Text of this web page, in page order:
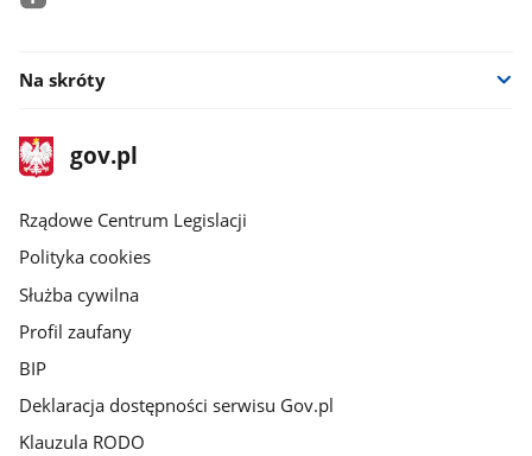
Na skróty
stopka
gov.plStrona
gov.pl
Rządowe Centrum Legislacji
Polityka cookies
Służba cywilna
Profil zaufany
BIP
Deklaracja dostępności serwisu Gov.pl
Klauzula RODO